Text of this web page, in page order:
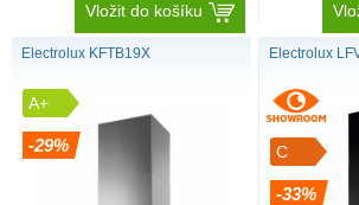
Vložit do košíku
Electrolux KFTB19X
A+
-29%
Electrolux
C
-33%